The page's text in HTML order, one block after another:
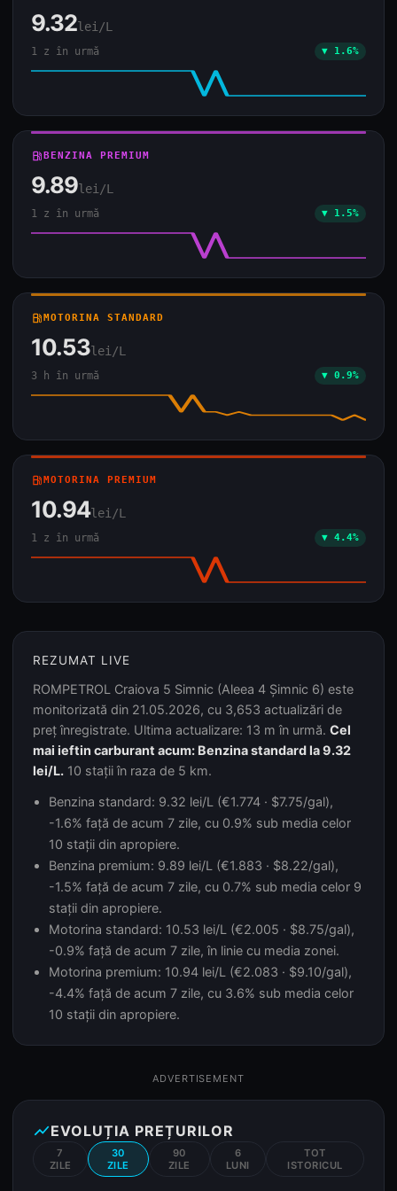
9.32lei/L
1 z în urmă ▼ 1.6%
local_gas_stationBENZINA PREMIUM
9.89lei/L
1 z în urmă ▼ 1.5%
local_gas_stationMOTORINA STANDARD
10.53lei/L
3 h în urmă ▼ 0.9%
local_gas_stationMOTORINA PREMIUM
10.94lei/L
1 z în urmă ▼ 4.4%
REZUMAT LIVE
ROMPETROL Craiova 5 Simnic (Aleea 4 Șimnic 6) este
monitorizată din 21.05.2026, cu 3,653 actualizări de
preț înregistrate. Ultima actualizare: 13 m în urmă. Cel
mai ieftin carburant acum: Benzina standard la 9.32
lei/L. 10 stații în raza de 5 km.
Benzina standard: 9.32 lei/L (€1.774 · $7.75/gal),
-1.6% față de acum 7 zile, cu 0.9% sub media celor
10 stații din apropiere.
Benzina premium: 9.89 lei/L (€1.883 · $8.22/gal),
-1.5% față de acum 7 zile, cu 0.7% sub media celor 9
stații din apropiere.
Motorina standard: 10.53 lei/L (€2.005 · $8.75/gal),
-0.9% față de acum 7 zile, în linie cu media zonei.
Motorina premium: 10.94 lei/L (€2.083 · $9.10/gal),
-4.4% față de acum 7 zile, cu 3.6% sub media celor
10 stații din apropiere.
ADVERTISEMENT
show_chartEVOLUȚIA PREȚURILOR
7
ZILE
30
ZILE
90
ZILE
6
LUNI
TOT
ISTORICUL